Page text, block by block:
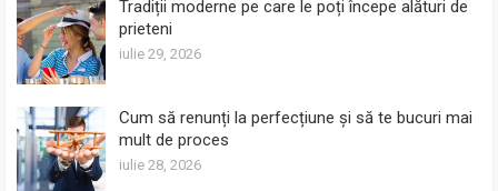
Tradiții moderne pe care le poți începe alături de
prieteni
iulie 29, 2026
Cum să renunți la perfecțiune și să te bucuri mai
mult de proces
iulie 28, 2026